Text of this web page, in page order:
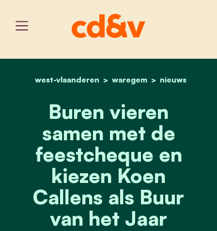
home
west-vlaanderen waregem nieuws
buren vieren samen met
Buren vieren
samen met de
feestcheque en
kiezen Koen
Callens als Buur
van het Jaar